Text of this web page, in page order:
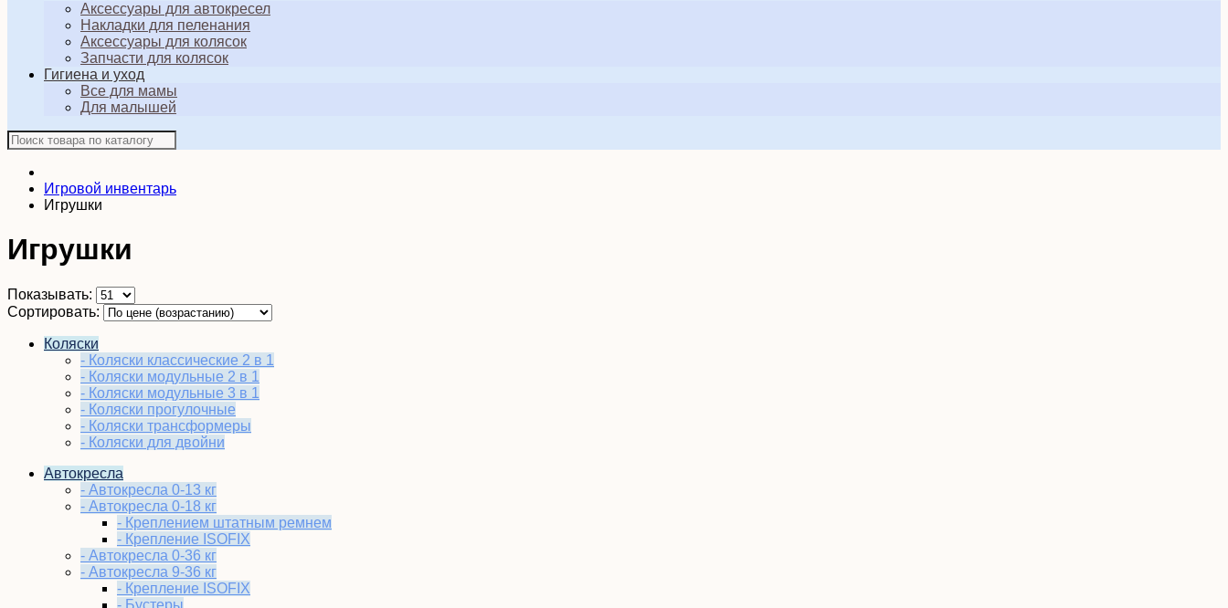
Аксессуары для автокресел
Накладки для пеленания
Аксессуары для колясок
Запчасти для колясок
Гигиена и уход
Все для мамы
Для малышей
Игровой инвентарь
Игрушки
Игрушки
Показывать:
Сортировать:
Коляски
- Коляски классические 2 в 1
- Коляски модульные 2 в 1
- Коляски модульные 3 в 1
- Коляски прогулочные
- Коляски трансформеры
- Коляски для двойни
Автокресла
- Автокресла 0-13 кг
- Автокресла 0-18 кг
- Креплением штатным ремнем
- Крепление ISOFIX
- Автокресла 0-36 кг
- Автокресла 9-36 кг
- Крепление ISOFIX
- Бустеры